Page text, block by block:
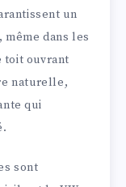
un
dans les
toit ouvrant
naturelle,
qui
sont